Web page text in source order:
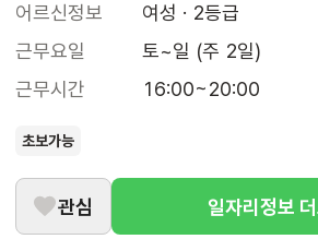
어르신정보
여성 · 2등급
근무요일
토~일 (주 2일)
근무시간
16:00~20:00
초보가능
관심 일자리정보